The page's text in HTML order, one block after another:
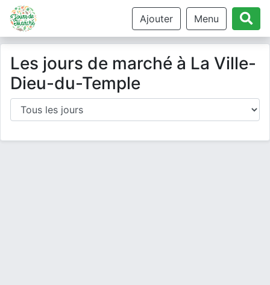
Ajouter Menu
Les jours de marché à La Ville-
Dieu-du-Temple